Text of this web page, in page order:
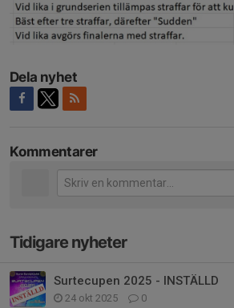
Dela nyhet
Kommentarer
Tidigare nyheter
Surtecupen 2025 - INSTÄLLD
24 okt 2025 0